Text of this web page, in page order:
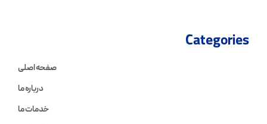
Categories
صفحه اصلی
درباره ما
خدمات ما